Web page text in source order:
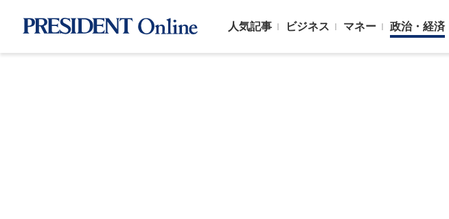
人気記事 ビジネス マネー 政治・経済